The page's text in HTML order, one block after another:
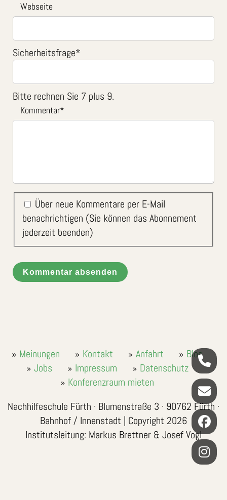
Webseite
Sicherheitsfrage*
Bitte rechnen Sie 7 plus 9.
Kommentar*
Über neue Kommentare per E-Mail
benachrichtigen (Sie können das Abonnement
jederzeit beenden)
Kommentar absenden
Meinungen Kontakt Anfahrt
Blog
Jobs
Impressum
Datenschutz
Konferenzraum mieten
Nachhilfeschule Fürth · Blumenstraße 3 · 90762 Fürth ·
Bahnhof / Innenstadt | Copyright 2026
Institutsleitung: Markus Brettner & Josef Vogl